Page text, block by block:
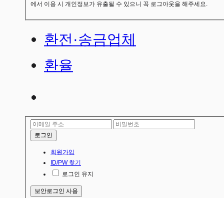
에서 이용 시 개인정보가 유출될 수 있으니 꼭 로그아웃을 해주세요.
환전·송금업체
환율
로그인
회원가입
ID/PW 찾기
로그인 유지
보안로그인 사용